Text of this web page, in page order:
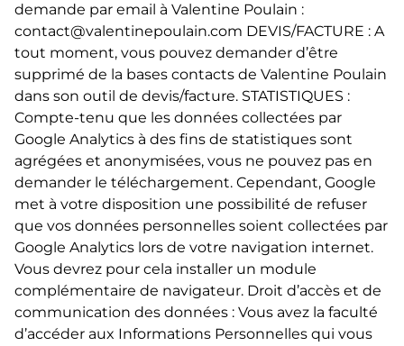
demande par email à Valentine Poulain :
contact@valentinepoulain.com DEVIS/FACTURE : A
tout moment, vous pouvez demander d’être
supprimé de la bases contacts de Valentine Poulain
dans son outil de devis/facture. STATISTIQUES :
Compte-tenu que les données collectées par
Google Analytics à des fins de statistiques sont
agrégées et anonymisées, vous ne pouvez pas en
demander le téléchargement. Cependant, Google
met à votre disposition une possibilité de refuser
que vos données personnelles soient collectées par
Google Analytics lors de votre navigation internet.
Vous devrez pour cela installer un module
complémentaire de navigateur. Droit d’accès et de
communication des données : Vous avez la faculté
d’accéder aux Informations Personnelles qui vous